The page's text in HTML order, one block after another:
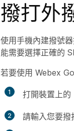
撥打外
使用手機內建撥號
能需要選擇正確的
若要使用 Webex
打開裝置上的
請輸入您要撥